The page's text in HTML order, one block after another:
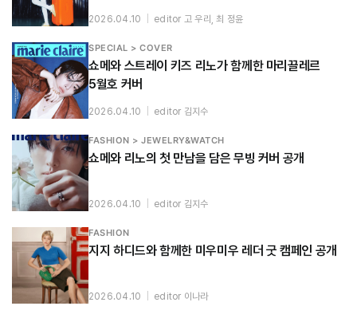
2026.04.10 editor 고 우리, 최 정윤
SPECIAL > COVER
쇼메와 스트레이 키즈 리노가 함께한 마리끌레르
5월호 커버
2026.04.10 editor 김지수
FASHION > JEWELRY&WATCH
쇼메와 리노의 첫 만남을 담은 무빙 커버 공개
2026.04.10 editor 김지수
FASHION
지지 하디드와 함께한 미우미우 레더 굿 캠페인 공개
2026.04.10 editor 이나라